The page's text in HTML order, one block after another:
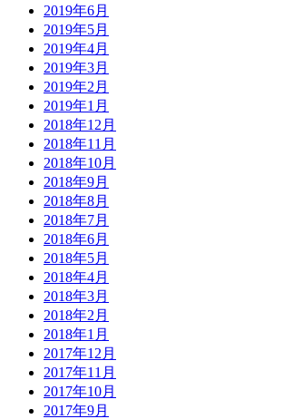
2019年6月
2019年5月
2019年4月
2019年3月
2019年2月
2019年1月
2018年12月
2018年11月
2018年10月
2018年9月
2018年8月
2018年7月
2018年6月
2018年5月
2018年4月
2018年3月
2018年2月
2018年1月
2017年12月
2017年11月
2017年10月
2017年9月